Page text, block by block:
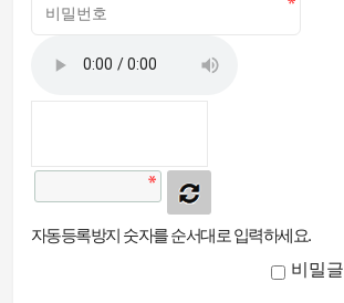
자동등록방지 숫자를 순서대로 입력하세요.
비밀글